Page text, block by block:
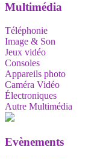
Multimédia
Téléphonie
Image & Son
Jeux vidéo
Consoles
Appareils photo
Caméra Vidéo
Électroniques
Autre Multimédia
Evènements